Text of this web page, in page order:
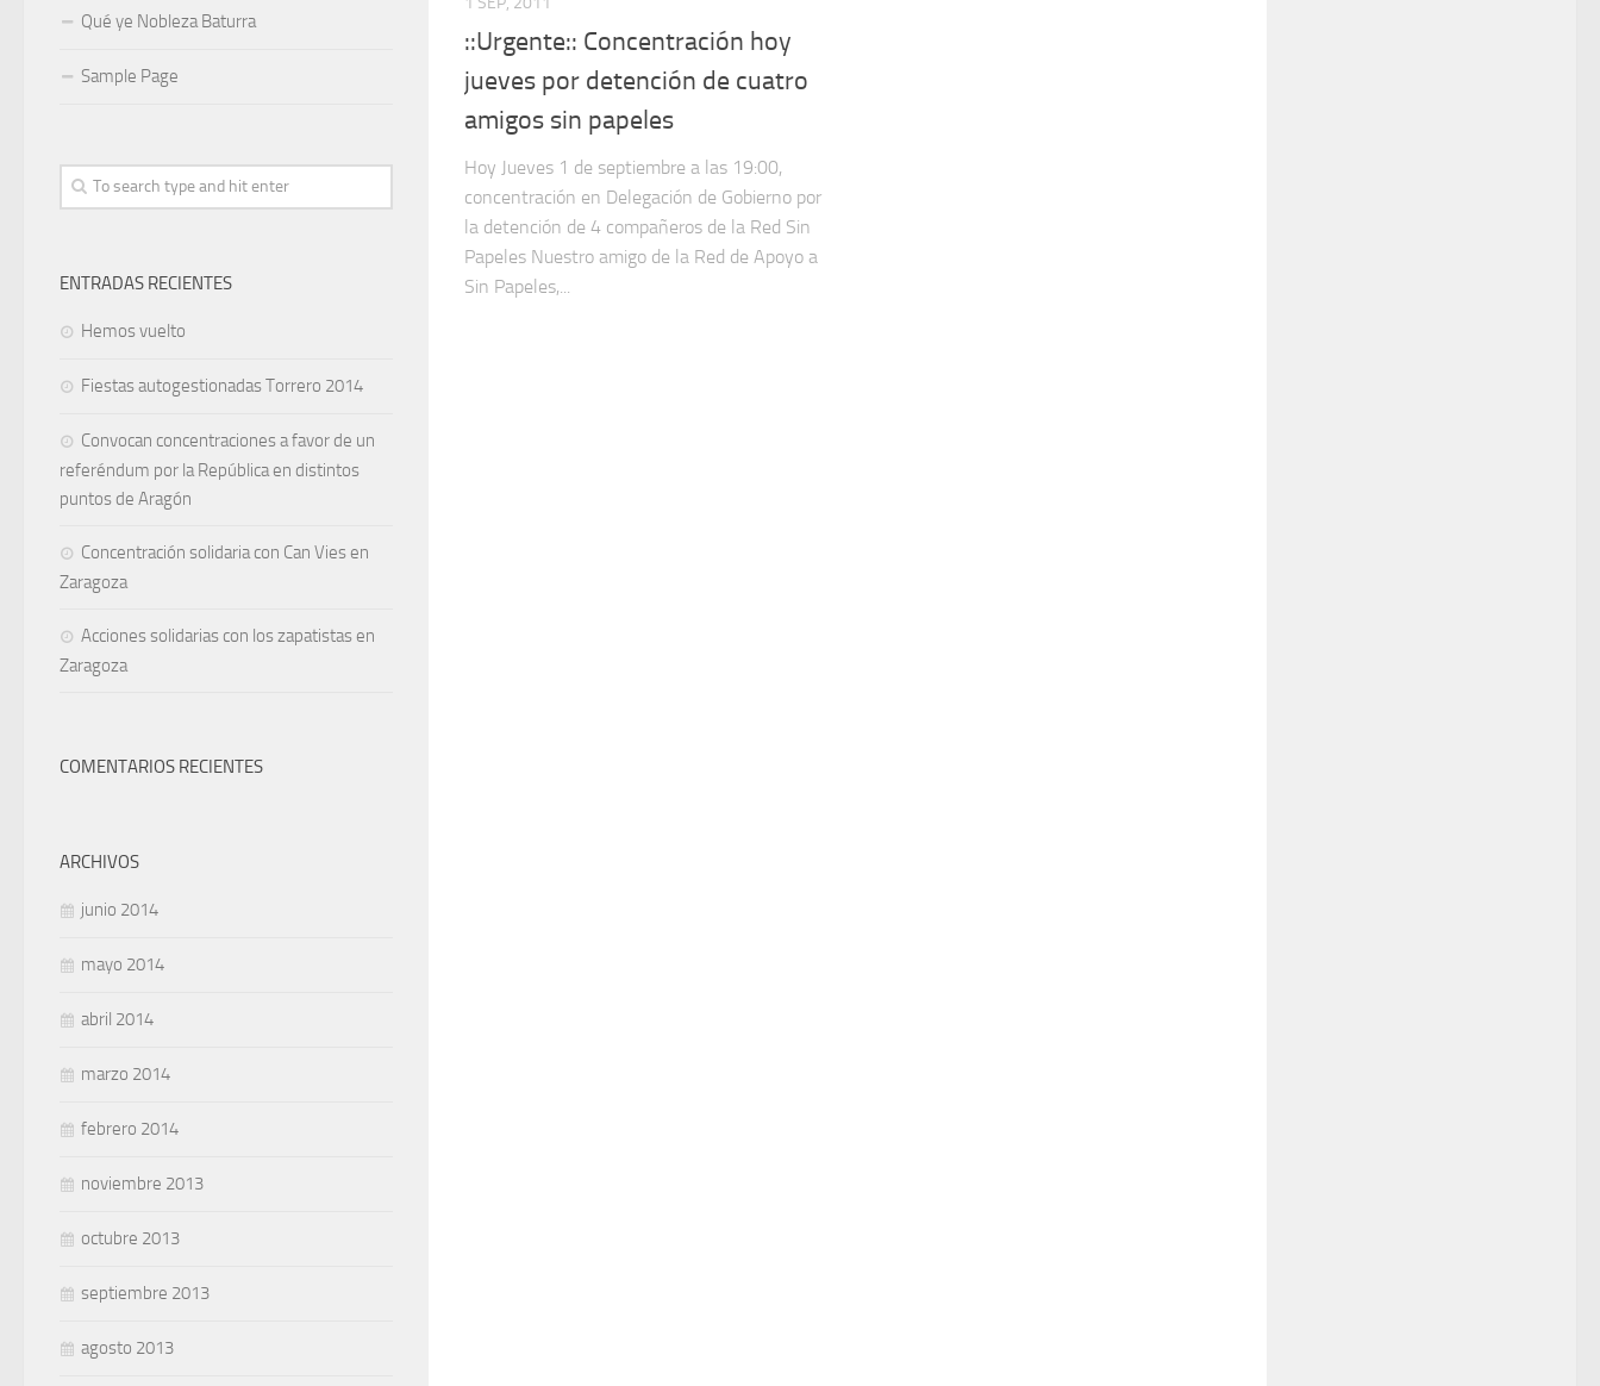
::Urgente:: Concentración hoy
jueves por detención de cuatro
amigos sin papeles
Hoy Jueves 1 de septiembre a las 19:00,
concentración en Delegación de Gobierno por
la detención de 4 compañeros de la Red Sin
Papeles Nuestro amigo de la Red de Apoyo a
Sin Papeles,...
Qué ye Nobleza Baturra
Sample Page
ENTRADAS RECIENTES
Hemos vuelto
Fiestas autogestionadas Torrero 2014
Convocan concentraciones a favor de un
referéndum por la República en distintos
puntos de Aragón
Concentración solidaria con Can Vies en
Zaragoza
Acciones solidarias con los zapatistas en
Zaragoza
COMENTARIOS RECIENTES
ARCHIVOS
junio 2014
mayo 2014
abril 2014
marzo 2014
febrero 2014
noviembre 2013
octubre 2013
septiembre 2013
agosto 2013